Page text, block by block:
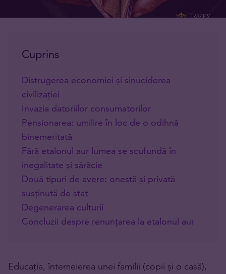
Cuprins
Distrugerea economiei și sinuciderea
civilizației
Invazia datoriilor consumatorilor
Pensionarea: umilire în loc de o odihnă
binemeritată
Fără etalonul aur lumea se scufundă în
inegalitate și sărăcie
Două tipuri de avere: onestă și privată
susținută de stat
Degenerarea culturii
Concluzii despre renunțarea la etalonul aur
Educația, întemeierea unei familii (copii și o casă),